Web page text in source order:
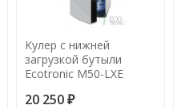
Кулер с нижней
загрузкой бутыли
Ecotronic M50-LXE
20 250 ₽